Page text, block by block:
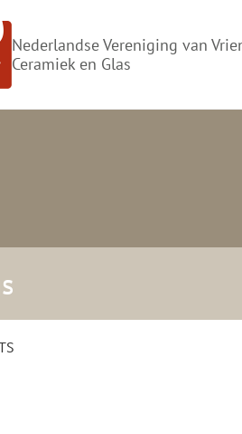
Nederlandse Vereniging van
Ceramiek en Glas